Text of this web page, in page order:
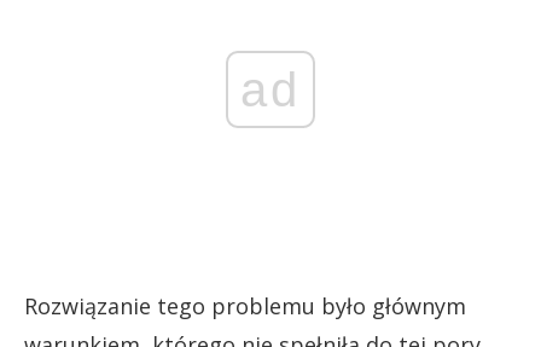
ad
Rozwiązanie tego problemu było głównym